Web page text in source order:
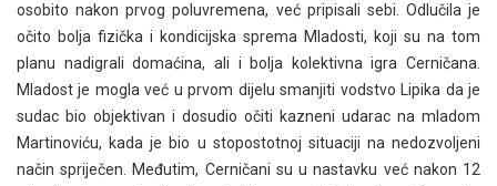
osobito nakon prvog poluvremena, već pripisali sebi. Odlučila je
očito bolja fizička i kondicijska sprema Mladosti, koji su na tom
planu nadigrali domaćina, ali i bolja kolektivna igra Cerničana.
Mladost je mogla već u prvom dijelu smanjiti vodstvo Lipika da je
sudac bio objektivan i dosudio očiti kazneni udarac na mladom
Martinoviću, kada je bio u stopostotnoj situaciji na nedozvoljeni
način spriječen. Međutim, Cerničani su u nastavku već nakon 12